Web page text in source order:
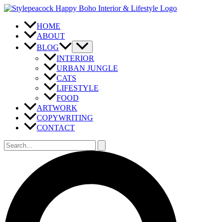
Zum
springen
HOME
ABOUT
BLOG
INTERIOR
URBAN JUNGLE
CATS
LIFESTYLE
FOOD
ARTWORK
COPYWRITING
CONTACT
Suchen
nach: